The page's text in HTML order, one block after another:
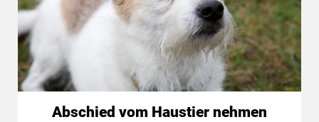
Abschied vom Haustier nehmen